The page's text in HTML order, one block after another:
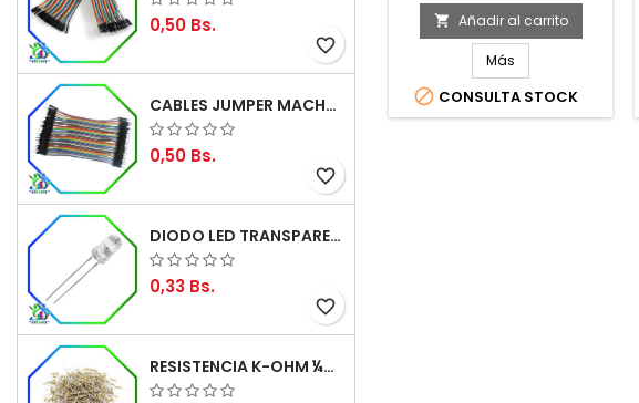
0,50 Bs.
favorite_border
CABLES JUMPER MACHO-MACHO 10CM (ALTA CALIDAD)
0,50 Bs.
favorite_border
DIODO LED TRANSPARENTE DE 5MM 3,5V 20MA 10000MCD
0,33 Bs.
favorite_border
RESISTENCIA K-OHM ¼W 5%
 Añadir al carrito
Más
 CONSULTA STOCK